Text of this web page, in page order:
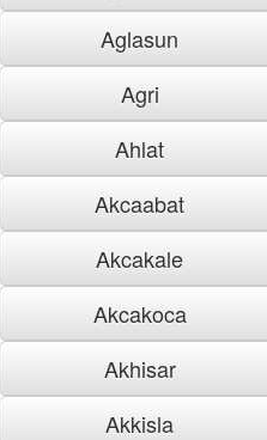
Aglasun
Agri
Ahlat
Akcaabat
Akcakale
Akcakoca
Akhisar
Akkisla